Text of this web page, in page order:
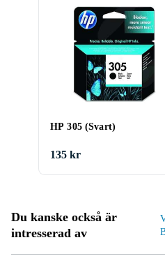
HP 305 (Svart)
135 kr
Du kanske också är
intresserad av